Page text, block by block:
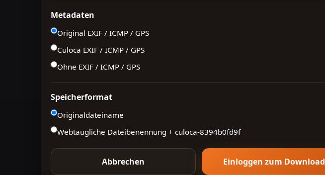
Metadaten
Original EXIF / ICMP / GPS
Culoca EXIF / ICMP / GPS
Ohne EXIF / ICMP / GPS
Speicherformat
Originaldateiname
Webtaugliche Dateibenennung + culoca-8394b0fd9f
Abbrechen Einloggen zum Download